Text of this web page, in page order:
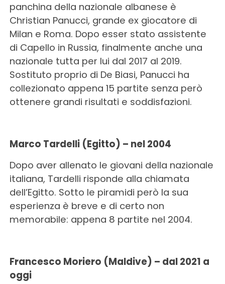
panchina della nazionale albanese è
Christian Panucci, grande ex giocatore di
Milan e Roma. Dopo esser stato assistente
di Capello in Russia, finalmente anche una
nazionale tutta per lui dal 2017 al 2019.
Sostituto proprio di De Biasi, Panucci ha
collezionato appena 15 partite senza però
ottenere grandi risultati e soddisfazioni.
Marco Tardelli (Egitto) – nel 2004
Dopo aver allenato le giovani della nazionale
italiana, Tardelli risponde alla chiamata
dell’Egitto. Sotto le piramidi però la sua
esperienza è breve e di certo non
memorabile: appena 8 partite nel 2004.
Francesco Moriero (Maldive) – dal 2021 a
oggi